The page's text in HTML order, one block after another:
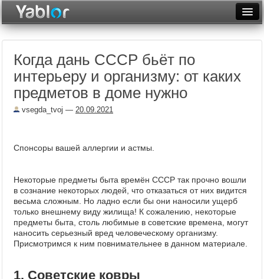
Неделя
Месяц
Фототоп
Видеотоп
Когда дань СССР бьёт по
интерьеру и организму: от каких
предметов в доме нужно
vsegda_tvoj — 20.09.2021
Спонсоры вашей аллергии и астмы.
Некоторые предметы быта времён СССР так прочно вошли
в сознание некоторых людей, что отказаться от них видится
весьма сложным. Но ладно если бы они наносили ущерб
только внешнему виду жилища! К сожалению, некоторые
предметы быта, столь любимые в советские времена, могут
наносить серьезный вред человеческому организму.
Присмотримся к ним повнимательнее в данном материале.
1. Советские ковры